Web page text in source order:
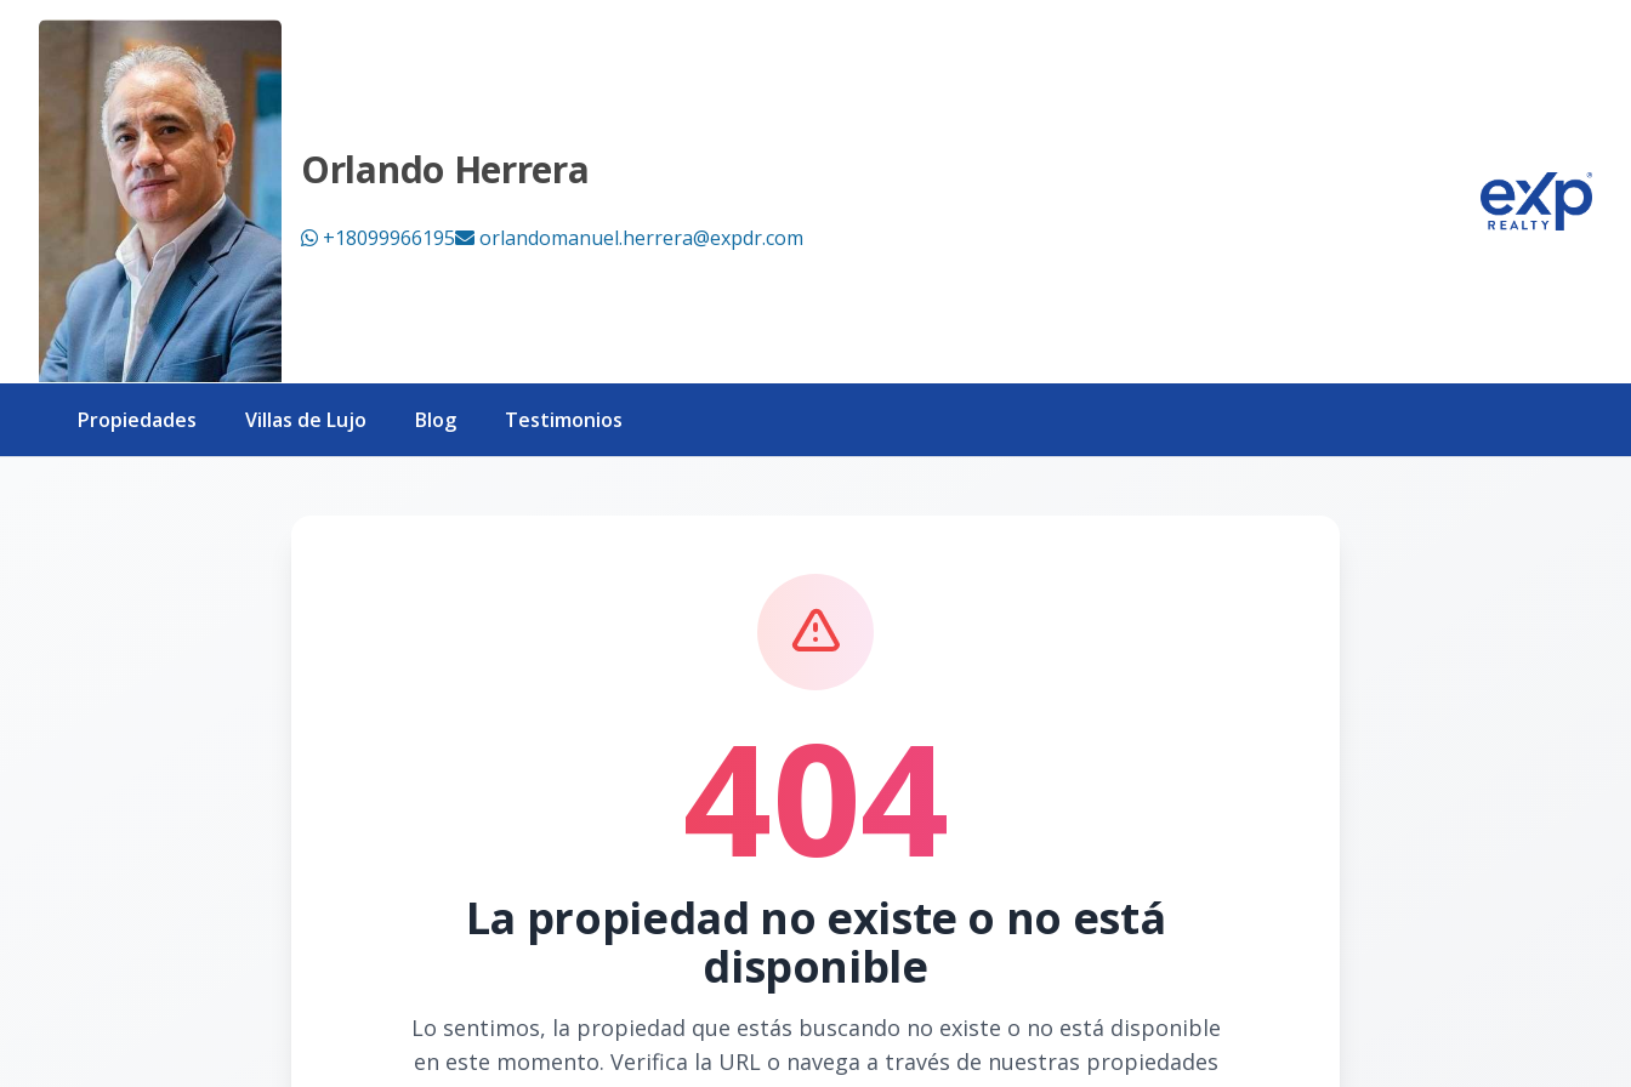
Orlando Herrera
+18099966195 orlandomanuel.herrera@expdr.com
Propiedades Villas de Lujo Blog Testimonios
404
La propiedad no existe o no está
disponible
Lo sentimos, la propiedad que estás buscando no existe o no está disponible
en este momento. Verifica la URL o navega a través de nuestras propiedades
Página no encontrada - eXp Realty República Dominicana